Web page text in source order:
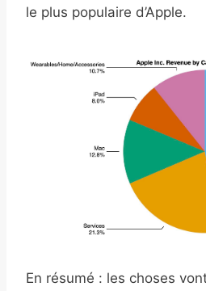
le plus populaire d’Apple.
En résumé : les choses